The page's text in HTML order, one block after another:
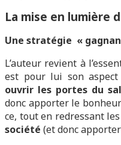
La mise en lumière
Une stratégie «
L’auteur revient à
est pour lui son aspect
ouvrir les portes du
donc apporter le
ce, tout en redressant
société (et donc